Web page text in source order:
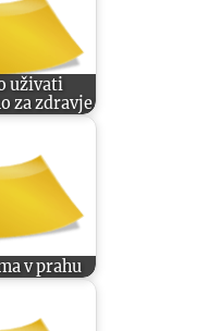
uživati
za zdravje
v prahu